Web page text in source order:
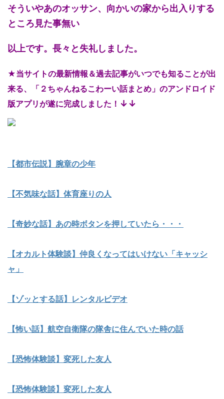
そういやあのオッサン、向かいの家から出入りする
ところ見た事無い
以上です。長々と失礼しました。
★当サイトの最新情報＆過去記事がいつでも知ることが出
来る、「２ちゃんねるこわーい話まとめ」のアンドロイド
版アプリが遂に完成しました！ ↓↓
【都市伝説】腕章の少年
【不気味な話】体育座りの人
【奇妙な話】あの時ボタンを押していたら・・・
【オカルト体験談】仲良くなってはいけない「キャッシ
ャ」
【ゾッとする話】レンタルビデオ
【怖い話】航空自衛隊の隊舎に住んでいた時の話
【恐怖体験談】変死した友人
【恐怖体験談】変死した友人